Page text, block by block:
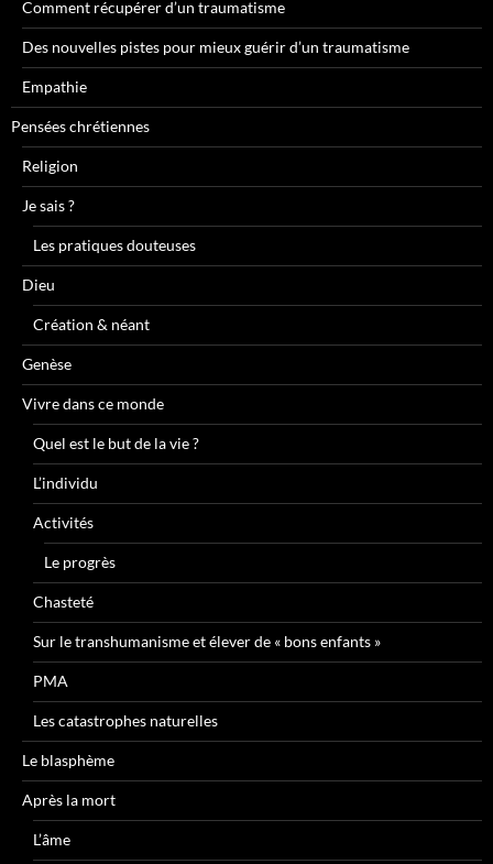
Comment récupérer d’un traumatisme
Des nouvelles pistes pour mieux guérir d’un traumatisme
Empathie
Pensées chrétiennes
Religion
Je sais ?
Les pratiques douteuses
Dieu
Création & néant
Genèse
Vivre dans ce monde
Quel est le but de la vie ?
L’individu
Activités
Le progrès
Chasteté
Sur le transhumanisme et élever de « bons enfants »
PMA
Les catastrophes naturelles
Le blasphème
Après la mort
L’âme